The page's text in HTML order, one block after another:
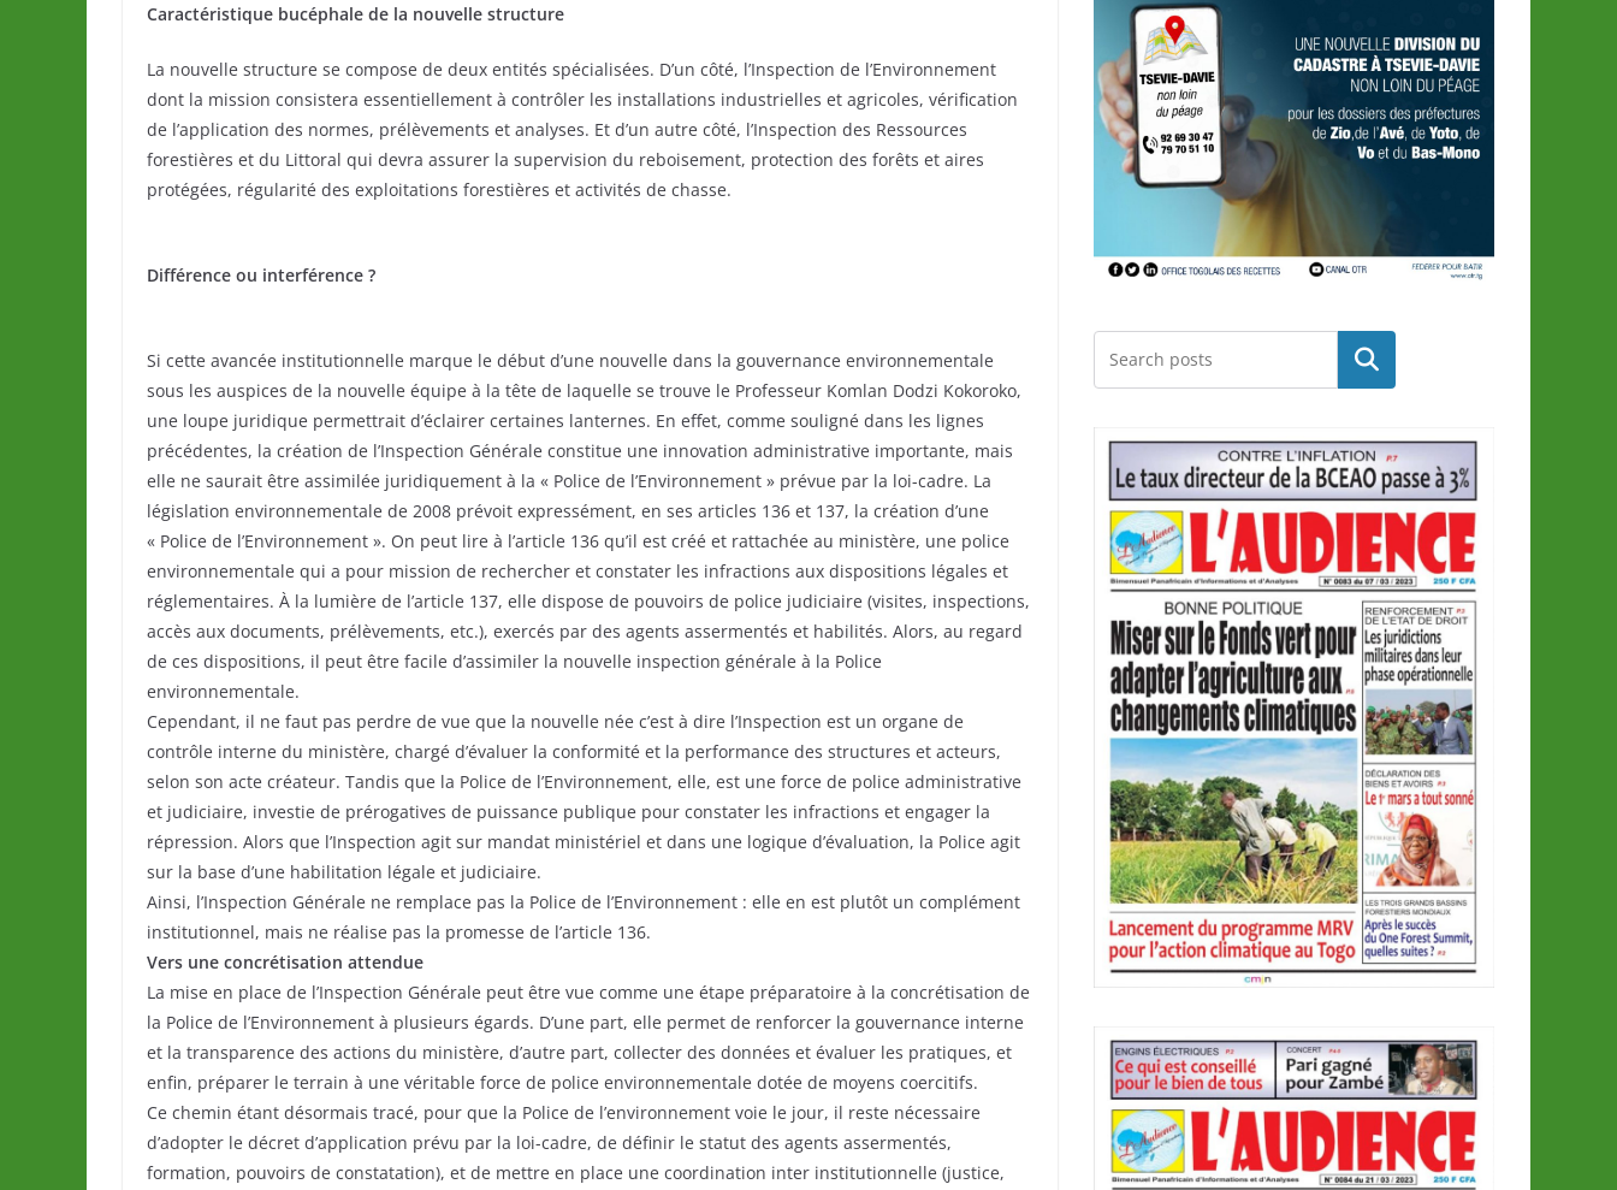
Caractéristique bucéphale de la nouvelle structure
La nouvelle structure se compose de deux entités spécialisées. D’un côté, l’Inspection de l’Environnement
dont la mission consistera essentiellement à contrôler les installations industrielles et agricoles, vérification
de l’application des normes, prélèvements et analyses. Et d’un autre côté, l’Inspection des Ressources
forestières et du Littoral qui devra assurer la supervision du reboisement, protection des forêts et aires
protégées, régularité des exploitations forestières et activités de chasse.
Différence ou interférence ?
Si cette avancée institutionnelle marque le début d’une nouvelle dans la gouvernance environnementale
sous les auspices de la nouvelle équipe à la tête de laquelle se trouve le Professeur Komlan Dodzi Kokoroko,
une loupe juridique permettrait d’éclairer certaines lanternes. En effet, comme souligné dans les lignes
précédentes, la création de l’Inspection Générale constitue une innovation administrative importante, mais
elle ne saurait être assimilée juridiquement à la « Police de l’Environnement » prévue par la loi-cadre. La
législation environnementale de 2008 prévoit expressément, en ses articles 136 et 137, la création d’une
« Police de l’Environnement ». On peut lire à l’article 136 qu’il est créé et rattachée au ministère, une police
environnementale qui a pour mission de rechercher et constater les infractions aux dispositions légales et
réglementaires. À la lumière de l’article 137, elle dispose de pouvoirs de police judiciaire (visites, inspections,
accès aux documents, prélèvements, etc.), exercés par des agents assermentés et habilités. Alors, au regard
de ces dispositions, il peut être facile d’assimiler la nouvelle inspection générale à la Police
environnementale.
Cependant, il ne faut pas perdre de vue que la nouvelle née c’est à dire l’Inspection est un organe de
contrôle interne du ministère, chargé d’évaluer la conformité et la performance des structures et acteurs,
selon son acte créateur. Tandis que la Police de l’Environnement, elle, est une force de police administrative
et judiciaire, investie de prérogatives de puissance publique pour constater les infractions et engager la
répression. Alors que l’Inspection agit sur mandat ministériel et dans une logique d’évaluation, la Police agit
sur la base d’une habilitation légale et judiciaire.
Ainsi, l’Inspection Générale ne remplace pas la Police de l’Environnement : elle en est plutôt un complément
institutionnel, mais ne réalise pas la promesse de l’article 136.
Vers une concrétisation attendue
La mise en place de l’Inspection Générale peut être vue comme une étape préparatoire à la concrétisation de
la Police de l’Environnement à plusieurs égards. D’une part, elle permet de renforcer la gouvernance interne
et la transparence des actions du ministère, d’autre part, collecter des données et évaluer les pratiques, et
enfin, préparer le terrain à une véritable force de police environnementale dotée de moyens coercitifs.
Ce chemin étant désormais tracé, pour que la Police de l’environnement voie le jour, il reste nécessaire
d’adopter le décret d’application prévu par la loi-cadre, de définir le statut des agents assermentés,
formation, pouvoirs de constatation), et de mettre en place une coordination inter institutionnelle (justice,
Rechercher